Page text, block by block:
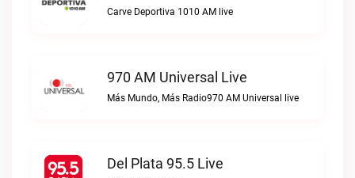
Carve Deportiva 1010 AM live
970 AM Universal Live
Más Mundo, Más Radio970 AM Universal live
Del Plata 95.5 Live